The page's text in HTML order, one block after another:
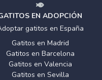
EN ADOPCIÓN
gatitos en España
Gatitos en Madrid
Gatitos en Barcelona
Gatitos en Valencia
Gatitos en Sevilla